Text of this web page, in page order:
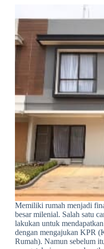
Memiliki rumah menjadi
besar milenial. Salah satu
lakukan untuk
dengan mengajukan KPR
Rumah). Namun sebelum